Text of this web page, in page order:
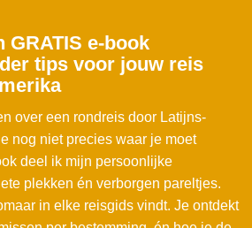
GRATIS e-book
tips voor jouw reis
over een rondreis door Latijns-
nog niet precies waar je moet
deel ik mijn persoonlijke
plekken én verborgen pareltjes.
in elke reisgids vindt. Je ontdekt